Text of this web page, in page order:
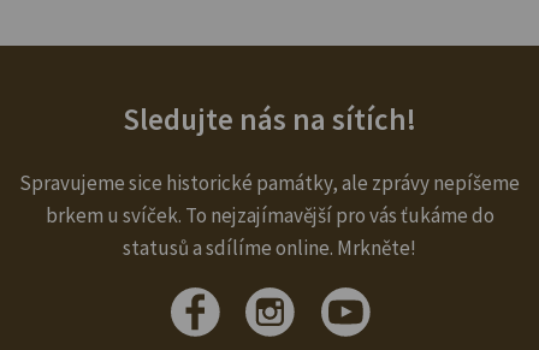
Sledujte nás na sítích!
Spravujeme sice historické památky, ale zprávy nepíšeme
brkem u svíček. To nejzajímavější pro vás ťukáme do
statusů a sdílíme online. Mrkněte!